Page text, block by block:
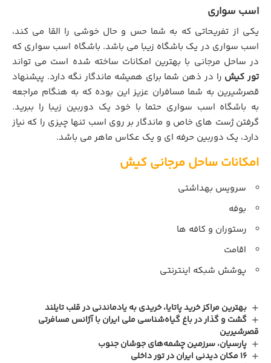
اسب سواری
یکی از تفریحاتی که به شما حس و حال خوشی را القا می کند،
اسب سواری در یک باشگاه زیبا می باشد. باشگاه اسب سواری که
در ساحل مرجانی با بهترین امکانات ساخته شده است می تواند
تور کیش را در ذهن شما برای همیشه ماندگار نگه دارد. پیشنهاد
قصرشیرین به شما مسافران عزیز این بوده که به هنگام مراجعه
به باشگاه اسب سواری حتما با خود یک دوربین زیبا را ببرید.
گرفتن ژست های خاص و ماندگار بر روی اسب تنها چیزی را که نیاز
دارد، یک دوربین حرفه ای و یک عکاس ماهر می باشد.
امکانات ساحل مرجانی کیش
سرویس بهداشتی
بوفه
رستوران و کافه ها
اقامت
پوشش شبکه اینترنتی
بهترین مراکز خرید پاتایا، خریدی به یادماندنی در قلب تایلند
گشت و گذار در باغ گیاه‌شناسی ملی ایران با آژانس مسافرتی
قصرشیرین
پارسیان، سرزمین چشمه‌های جوشان جنوب
16 مکان دیدنی ایران در تور داخلی